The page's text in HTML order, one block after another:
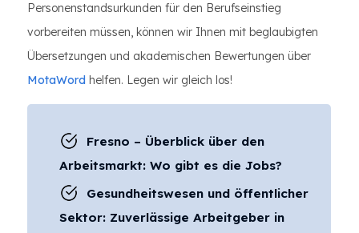
Personenstandsurkunden für den Berufseinstieg
vorbereiten müssen, können wir Ihnen mit beglaubigten
Übersetzungen und akademischen Bewertungen über
MotaWord helfen. Legen wir gleich los!
Fresno – Überblick über den
Arbeitsmarkt: Wo gibt es die Jobs?
Gesundheitswesen und öffentlicher
Sektor: Zuverlässige Arbeitgeber in